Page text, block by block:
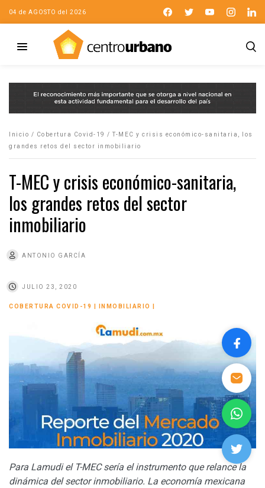
04 de AGOSTO del 2026
Inicio / Cobertura Covid-19 /T-MEC y crisis económico-sanitaria, los
grandes retos del sector inmobiliario
T-MEC y crisis económico-sanitaria,
los grandes retos del sector
inmobiliario
ANTONIO GARCÍA
JULIO 23, 2020
COBERTURA COVID-19 INMOBILIARIO
Para Lamudi el T-MEC sería el instrumento que relance la
dinámica del sector inmobiliario. La economía mexicana